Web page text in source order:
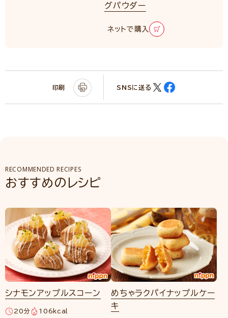
グパウダー
ネットで購入
印刷 SNSに送る
RECOMMENDED RECIPES
おすすめのレシピ
シナモンアップルスコーン
20分 106kcal
めちゃラクパイナップルケー
キ